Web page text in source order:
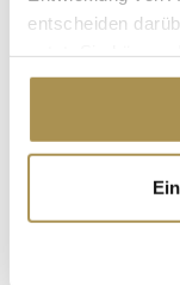
entscheiden
Cookie-
Trigger Symbol
erfassen,